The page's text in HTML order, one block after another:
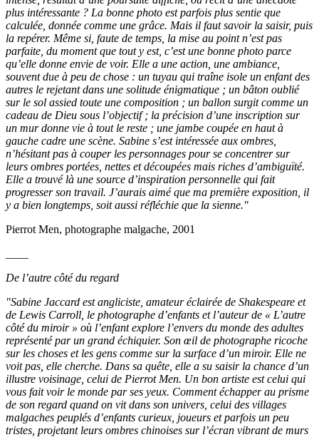
plus intéressante ? La bonne photo est parfois plus sentie que
calculée, donnée comme une grâce. Mais il faut savoir la saisir, puis
la repérer. Même si, faute de temps, la mise au point n’est pas
parfaite, du moment que tout y est, c’est une bonne photo parce
qu’elle donne envie de voir. Elle a une action, une ambiance,
souvent due à peu de chose : un tuyau qui traîne isole un enfant des
autres le rejetant dans une solitude énigmatique ; un bâton oublié
sur le sol assied toute une composition ; un ballon surgit comme un
cadeau de Dieu sous l’objectif ; la précision d’une inscription sur
un mur donne vie à tout le reste ; une jambe coupée en haut à
gauche cadre une scène. Sabine s’est intéressée aux ombres,
n’hésitant pas à couper les personnages pour se concentrer sur
leurs ombres portées, nettes et découpées mais riches d’ambiguïté.
Elle a trouvé là une source d’inspiration personnelle qui fait
progresser son travail. J’aurais aimé que ma première exposition, il
y a bien longtemps, soit aussi réfléchie que la sienne."
Pierrot Men, photographe malgache, 2001
De l’autre côté du regard
"Sabine Jaccard est angliciste, amateur éclairée de Shakespeare et
de Lewis Carroll, le photographe d’enfants et l’auteur de « L’autre
côté du miroir » où l’enfant explore l’envers du monde des adultes
représenté par un grand échiquier. Son œil de photographe ricoche
sur les choses et les gens comme sur la surface d’un miroir. Elle ne
voit pas, elle cherche. Dans sa quête, elle a su saisir la chance d’un
illustre voisinage, celui de Pierrot Men. Un bon artiste est celui qui
vous fait voir le monde par ses yeux. Comment échapper au prisme
de son regard quand on vit dans son univers, celui des villages
malgaches peuplés d’enfants curieux, joueurs et parfois un peu
tristes, projetant leurs ombres chinoises sur l’écran vibrant de murs